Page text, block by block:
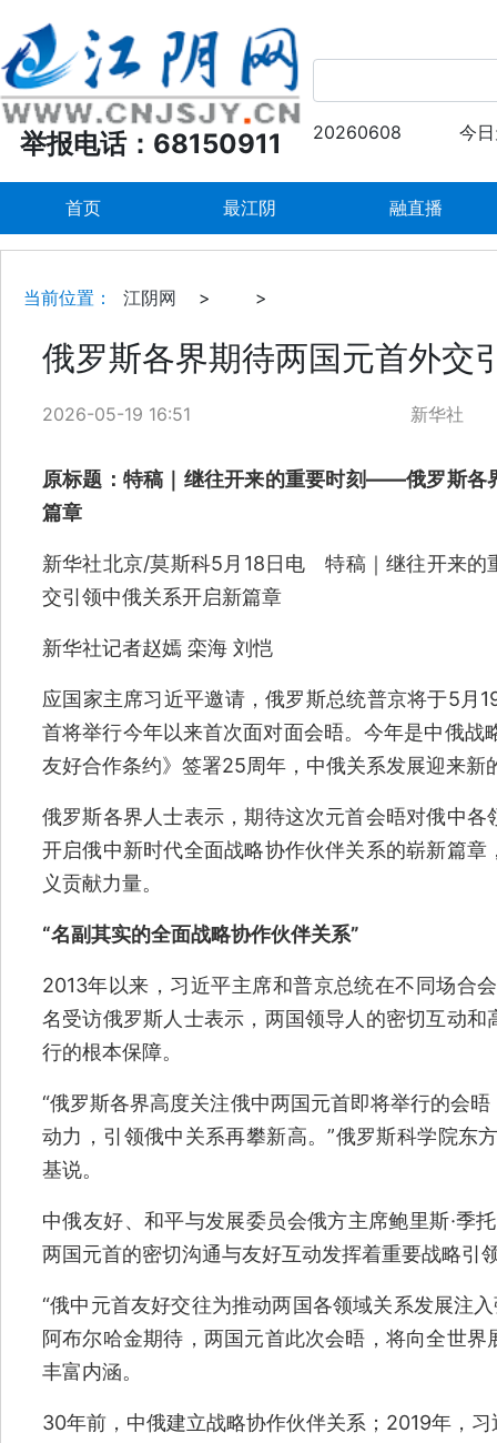
举报电话：68150911 20260608 今
首页 最江阴 融直播
当前位置： 江阴网 > >
俄罗斯各界期待两国元首外交
2026-05-19 16:51 新华社
原标题： 特稿｜继往开来的重要时刻——俄罗斯各
篇章
新华社北京/莫斯科5月18日电 特稿｜继往开来
交引领中俄关系开启新篇章
新华社记者赵嫣 栾海 刘恺
应国家主席习近平邀请，俄罗斯总统普京将于5月
首将举行今年以来首次面对面会晤。今年是中俄
友好合作条约》签署25周年，中俄关系发展迎来新
俄罗斯各界人士表示，期待这次元首会晤对俄中
开启俄中新时代全面战略协作伙伴关系的崭新篇
义贡献力量。
“名副其实的全面战略协作伙伴关系”
2013年以来，习近平主席和普京总统在不同场合
名受访俄罗斯人士表示，两国领导人的密切互动
行的根本保障。
“俄罗斯各界高度关注俄中两国元首即将举行的会
动力，引领俄中关系再攀新高。”俄罗斯科学院东
基说。
中俄友好、和平与发展委员会俄方主席鲍里斯·季
两国元首的密切沟通与友好互动发挥着重要战略引
“俄中元首友好交往为推动两国各领域关系发展注
阿布尔哈金期待，两国元首此次会晤，将向全世
丰富内涵。
30年前，中俄建立战略协作伙伴关系；2019年，